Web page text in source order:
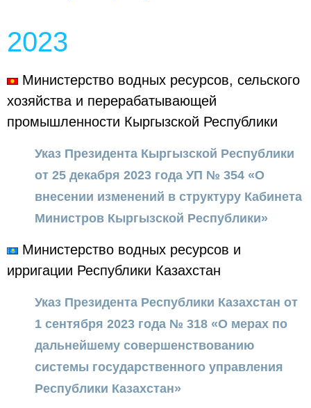
2023
Министерство водных ресурсов, сельского
хозяйства и перерабатывающей
промышленности Кыргызской Республики
Указ Президента Кыргызской Республики
от 25 декабря 2023 года УП № 354 «О
внесении изменений в структуру Кабинета
Министров Кыргызской Республики»
Министерство водных ресурсов и
ирригации Республики Казахстан
Указ Президента Республики Казахстан от
1 сентября 2023 года № 318 «О мерах по
дальнейшему совершенствованию
системы государственного управления
Республики Казахстан»